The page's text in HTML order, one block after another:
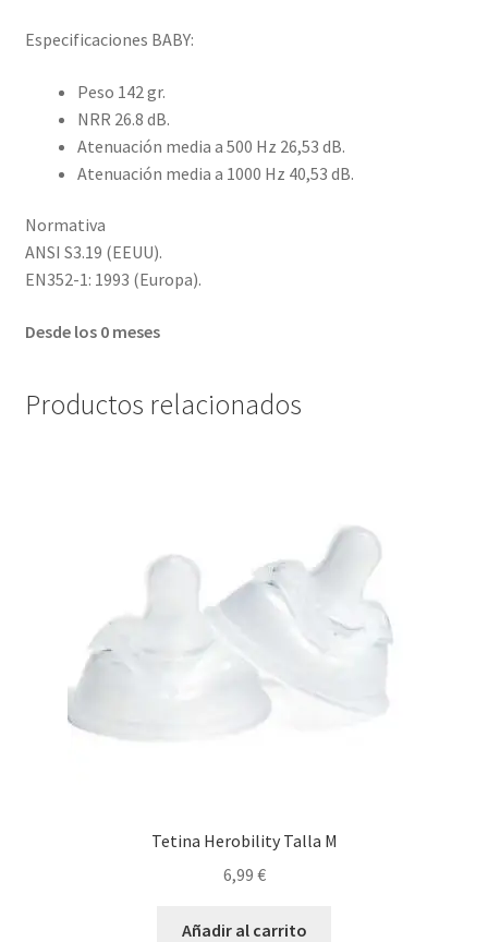
Especificaciones BABY:
Peso 142 gr.
NRR 26.8 dB.
Atenuación media a 500 Hz 26,53 dB.
Atenuación media a 1000 Hz 40,53 dB.
Normativa
ANSI S3.19 (EEUU).
EN352-1: 1993 (Europa).
Desde los 0 meses
Productos relacionados
Tetina Herobility Talla M
6,99 €
Añadir al carrito